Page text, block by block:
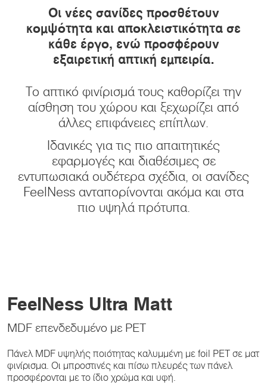
Οι νέες σανίδες προσθέτουν
κομψότητα και αποκλειστικότητα σε
κάθε έργο, ενώ προσφέρουν
εξαιρετική απτική εμπειρία.
Το απτικό φινίρισμά τους καθορίζει την
αίσθηση του χώρου και ξεχωρίζει από
άλλες επιφάνειες επίπλων.
Ιδανικές για τις πιο απαιτητικές
εφαρμογές και διαθέσιμες σε
εντυπωσιακά ουδέτερα σχέδια, οι σανίδες
FeelNess ανταπορίνονται ακόμα και στα
πιο υψηλά πρότυπα.
FeelNess Ultra Matt
MDF επενδεδυμένο με PET
Πάνελ MDF υψηλής ποιότητας καλυμμένη με foil PET σε ματ
φινίρισμα. Οι μπροστινές και πίσω πλευρές των πάνελ
προσφέρονται με το ίδιο χρώμα και υφή.